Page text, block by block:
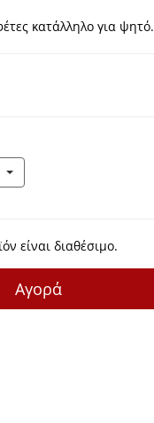
κατάλληλο για ψητό.
είναι διαθέσιμο.
Αγορά